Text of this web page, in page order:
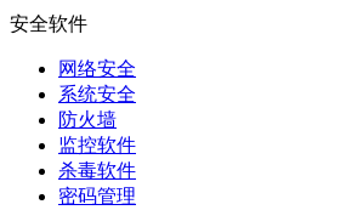
安全软件
网络安全
系统安全
防火墙
监控软件
杀毒软件
密码管理